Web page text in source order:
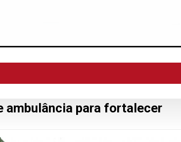
ambulância para fortalecer